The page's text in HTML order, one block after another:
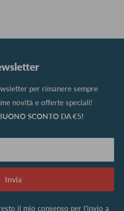
per rimanere sempre
novità e offerte speciali!
SCONTO DA €5!
Invia
il mio consenso per l’invio a